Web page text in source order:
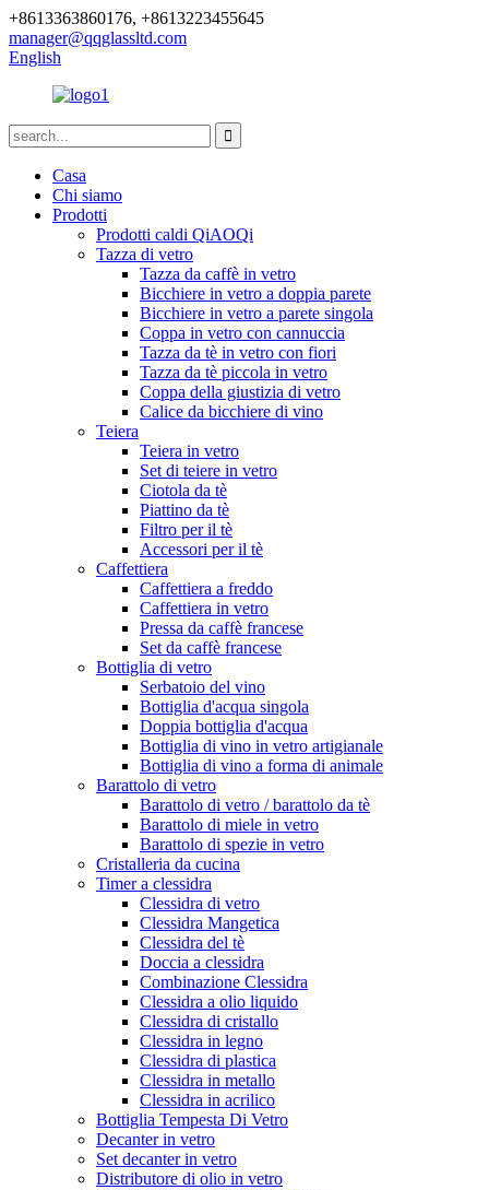
+8613363860176, +8613223455645
manager@qqglassltd.com
English
Casa
Chi siamo
Prodotti
Prodotti caldi QiAOQi
Tazza di vetro
Tazza da caffè in vetro
Bicchiere in vetro a doppia parete
Bicchiere in vetro a parete singola
Coppa in vetro con cannuccia
Tazza da tè in vetro con fiori
Tazza da tè piccola in vetro
Coppa della giustizia di vetro
Calice da bicchiere di vino
Teiera
Teiera in vetro
Set di teiere in vetro
Ciotola da tè
Piattino da tè
Filtro per il tè
Accessori per il tè
Caffettiera
Caffettiera a freddo
Caffettiera in vetro
Pressa da caffè francese
Set da caffè francese
Bottiglia di vetro
Serbatoio del vino
Bottiglia d'acqua singola
Doppia bottiglia d'acqua
Bottiglia di vino in vetro artigianale
Bottiglia di vino a forma di animale
Barattolo di vetro
Barattolo di vetro / barattolo da tè
Barattolo di miele in vetro
Barattolo di spezie in vetro
Cristalleria da cucina
Timer a clessidra
Clessidra di vetro
Clessidra Mangetica
Clessidra del tè
Doccia a clessidra
Combinazione Clessidra
Clessidra a olio liquido
Clessidra di cristallo
Clessidra in legno
Clessidra di plastica
Clessidra in metallo
Clessidra in acrilico
Bottiglia Tempesta Di Vetro
Decanter in vetro
Set decanter in vetro
Distributore di olio in vetro